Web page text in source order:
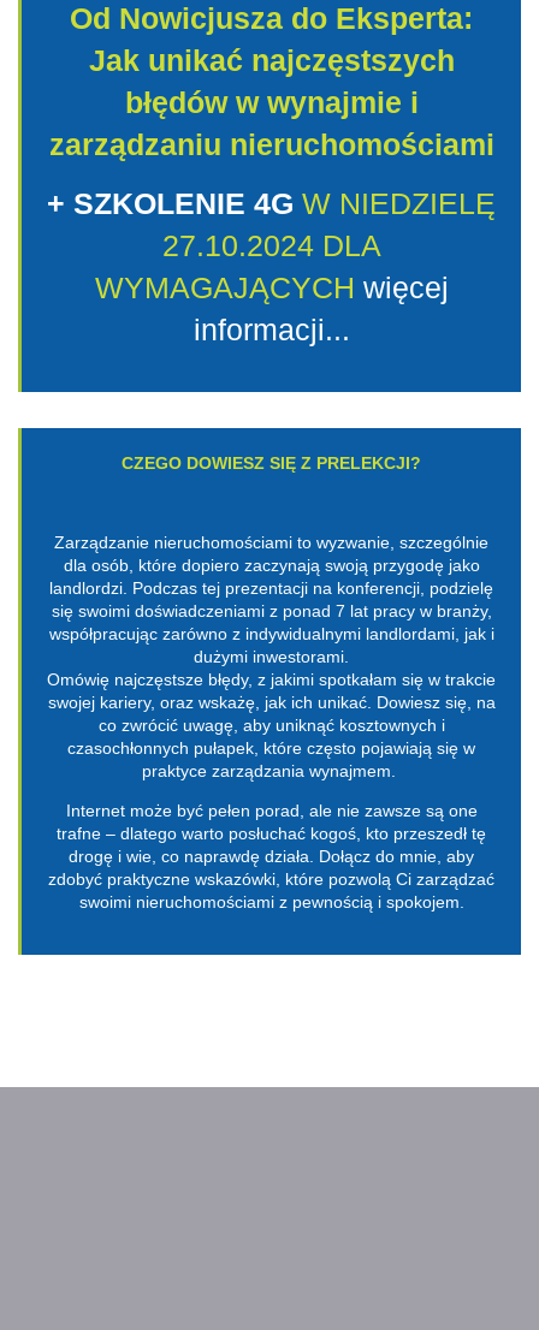
Od Nowicjusza do Eksperta:
Jak unikać najczęstszych
błędów w wynajmie i
zarządzaniu nieruchomościami
+ SZKOLENIE 4G W NIEDZIELĘ
27.10.2024 DLA
WYMAGAJĄCYCH więcej
informacji...
CZEGO DOWIESZ SIĘ Z PRELEKCJI?
Zarządzanie nieruchomościami to wyzwanie, szczególnie
dla osób, które dopiero zaczynają swoją przygodę jako
landlordzi. Podczas tej prezentacji na konferencji, podzielę
się swoimi doświadczeniami z ponad 7 lat pracy w branży,
współpracując zarówno z indywidualnymi landlordami, jak i
dużymi inwestorami.
Omówię najczęstsze błędy, z jakimi spotkałam się w trakcie
swojej kariery, oraz wskażę, jak ich unikać. Dowiesz się, na
co zwrócić uwagę, aby uniknąć kosztownych i
czasochłonnych pułapek, które często pojawiają się w
praktyce zarządzania wynajmem.
Internet może być pełen porad, ale nie zawsze są one
trafne – dlatego warto posłuchać kogoś, kto przeszedł tę
drogę i wie, co naprawdę działa. Dołącz do mnie, aby
zdobyć praktyczne wskazówki, które pozwolą Ci zarządzać
swoimi nieruchomościami z pewnością i spokojem.